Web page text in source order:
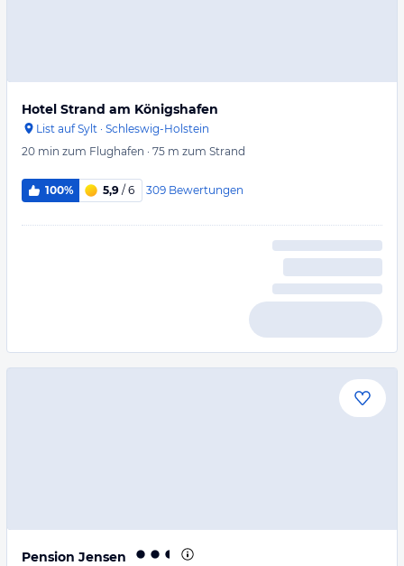
Hotel Strand am Königshafen
List auf Sylt · Schleswig-Holstein
20 min zum Flughafen · 75 m zum Strand
100% 5,9 / 6 309 Bewertungen
Pension Jensen